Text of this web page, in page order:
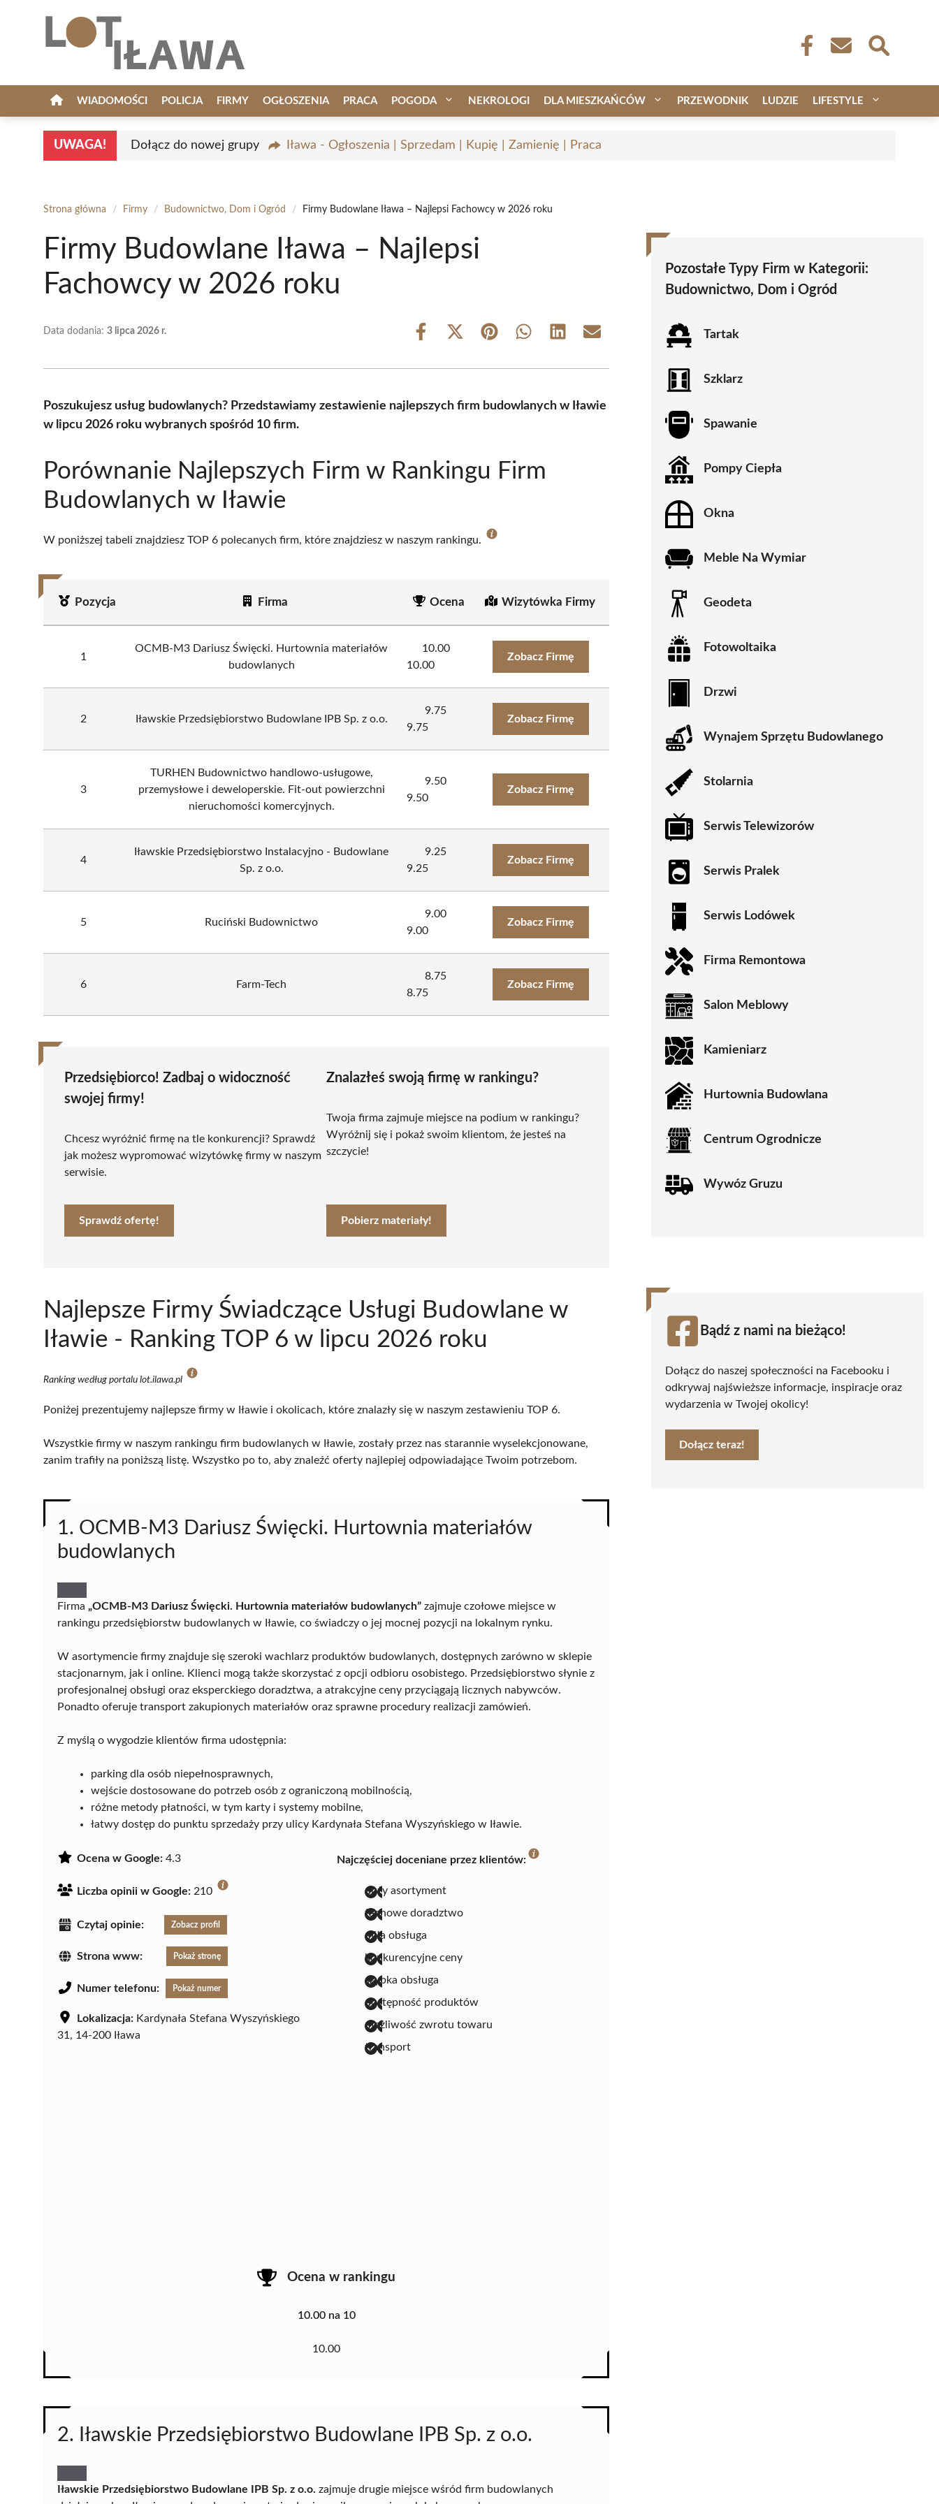
WIADOMOŚCI POLICJA FIRMY OGŁOSZENIA PRACA POGODA NEKROLOGI DLA MIESZKAŃCÓW PRZEWODNIK LUDZIE LIFESTYLE
UWAGA! Dołącz do nowej grupy Iława - Ogłoszenia | Sprzedam | Kupię | Zamienię | Praca
Strona główna / Firmy / Budownictwo, Dom i Ogród / Firmy Budowlane Iława – Najlepsi Fachowcy w 2026 roku
Firmy Budowlane Iława – Najlepsi
Fachowcy w 2026 roku
Data dodania: 3 lipca 2026 r.
Share
Share
(Twitter)
Share Share Share Share
Poszukujesz usług budowlanych? Przedstawiamy zestawienie najlepszych firm budowlanych w Iławie
w lipcu 2026 roku wybranych spośród 10 firm.
Porównanie Najlepszych Firm w Rankingu Firm
Budowlanych w Iławie
W poniższej tabeli znajdziesz TOP 6 polecanych firm, które znajdziesz w naszym rankingu.
Pozycja Firma Ocena Wizytówka Firmy
1
OCMB-M3 Dariusz Święcki. Hurtownia materiałów
budowlanych
10.00
10.00
Zobacz Firmę
2 Iławskie Przedsiębiorstwo Budowlane IPB Sp. z o.o.
9.75
9.75
Zobacz Firmę
3
TURHEN Budownictwo handlowo-usługowe,
przemysłowe i deweloperskie. Fit-out powierzchni
nieruchomości komercyjnych.
9.50
9.50
Zobacz Firmę
4
Iławskie Przedsiębiorstwo Instalacyjno - Budowlane
Sp. z o.o.
9.25
9.25
Zobacz Firmę
5 Ruciński Budownictwo
9.00
9.00
Zobacz Firmę
6 Farm-Tech
8.75
8.75
Zobacz Firmę
Przedsiębiorco! Zadbaj o widoczność
swojej firmy!
Chcesz wyróżnić firmę na tle konkurencji? Sprawdź
jak możesz wypromować wizytówkę firmy w naszym
serwisie.
Sprawdź ofertę!
Znalazłeś swoją firmę w rankingu?
Twoja firma zajmuje miejsce na podium w rankingu?
Wyróżnij się i pokaż swoim klientom, że jesteś na
szczycie!
Pobierz materiały!
Najlepsze Firmy Świadczące Usługi Budowlane w
Iławie - Ranking TOP 6 w lipcu 2026 roku
Ranking według portalu lot.ilawa.pl
Poniżej prezentujemy najlepsze firmy w Iławie i okolicach, które znalazły się w naszym zestawieniu TOP 6.
Wszystkie firmy w naszym rankingu firm budowlanych w Iławie, zostały przez nas starannie wyselekcjonowane,
zanim trafiły na poniższą listę. Wszystko po to, aby znaleźć oferty najlepiej odpowiadające Twoim potrzebom.
1. OCMB-M3 Dariusz Święcki. Hurtownia materiałów
budowlanych
Firma „OCMB-M3 Dariusz Święcki. Hurtownia materiałów budowlanych” zajmuje czołowe miejsce w
rankingu przedsiębiorstw budowlanych w Iławie, co świadczy o jej mocnej pozycji na lokalnym rynku.
W asortymencie firmy znajduje się szeroki wachlarz produktów budowlanych, dostępnych zarówno w sklepie
stacjonarnym, jak i online. Klienci mogą także skorzystać z opcji odbioru osobistego. Przedsiębiorstwo słynie z
profesjonalnej obsługi oraz eksperckiego doradztwa, a atrakcyjne ceny przyciągają licznych nabywców.
Ponadto oferuje transport zakupionych materiałów oraz sprawne procedury realizacji zamówień.
Z myślą o wygodzie klientów firma udostępnia:
parking dla osób niepełnosprawnych,
wejście dostosowane do potrzeb osób z ograniczoną mobilnością,
różne metody płatności, w tym karty i systemy mobilne,
łatwy dostęp do punktu sprzedaży przy ulicy Kardynała Stefana Wyszyńskiego w Iławie.
Ocena w Google: 4.3
Liczba opinii w Google: 210
Czytaj opinie: Zobacz profil
Strona www: Pokaż stronę
Numer telefonu: Pokaż numer
Lokalizacja: Kardynała Stefana Wyszyńskiego
31, 14-200 Iława
Najczęściej doceniane przez klientów:
duży asortyment
fachowe doradztwo
miła obsługa
konkurencyjne ceny
szybka obsługa
dostępność produktów
możliwość zwrotu towaru
transport
Ocena w rankingu
10.00 na 10
10.00
2. Iławskie Przedsiębiorstwo Budowlane IPB Sp. z o.o.
Iławskie Przedsiębiorstwo Budowlane IPB Sp. z o.o. zajmuje drugie miejsce wśród firm budowlanych
Pozostałe Typy Firm w Kategorii:
Budownictwo, Dom i Ogród
Tartak
Szklarz
Spawanie
Pompy Ciepła
Okna
Meble Na Wymiar
Geodeta
Fotowoltaika
Drzwi
Wynajem Sprzętu Budowlanego
Stolarnia
Serwis Telewizorów
Serwis Pralek
Serwis Lodówek
Firma Remontowa
Salon Meblowy
Kamieniarz
Hurtownia Budowlana
Centrum Ogrodnicze
Wywóz Gruzu
Bądź z nami na bieżąco!
Dołącz do naszej społeczności na Facebooku i
odkrywaj najświeższe informacje, inspiracje oraz
wydarzenia w Twojej okolicy!
Dołącz teraz!